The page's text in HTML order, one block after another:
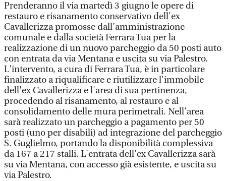
Prenderanno il via martedì 3 giugno le opere di
restauro e risanamento conservativo dell'ex
Cavallerizza promosse dall’amministrazione
comunale e dalla società Ferrara Tua per la
realizzazione di un nuovo parcheggio da 50 posti auto
con entrata da via Mentana e uscita su via Palestro.
L'intervento, a cura di Ferrara Tua, è in particolare
finalizzato a riqualificare e riutilizzare l'immobile
dell'ex Cavallerizza e l'area di sua pertinenza,
procedendo al risanamento, al restauro e al
consolidamento delle mura perimetrali. Nell’area
sarà realizzato un parcheggio a pagamento per 50
posti (uno per disabili) ad integrazione del parcheggio
S. Guglielmo, portando la disponibilità complessiva
da 167 a 217 stalli. L'entrata dell’ex Cavallerizza sarà
su via Mentana, con accesso già esistente, e uscita su
via Palestro.